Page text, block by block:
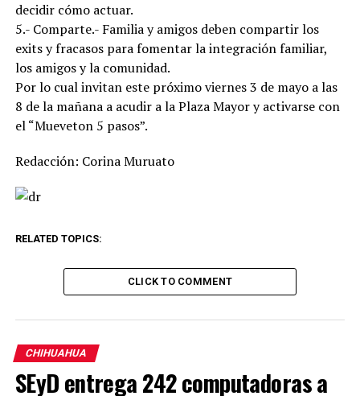
decidir cómo actuar.
5.- Comparte.- Familia y amigos deben compartir los
exits y fracasos para fomentar la integración familiar,
los amigos y la comunidad.
Por lo cual invitan este próximo viernes 3 de mayo a las
8 de la mañana a acudir a la Plaza Mayor y activarse con
el “Mueveton 5 pasos”.
Redacción: Corina Muruato
RELATED TOPICS:
CLICK TO COMMENT
CHIHUAHUA
SEyD entrega 242 computadoras a